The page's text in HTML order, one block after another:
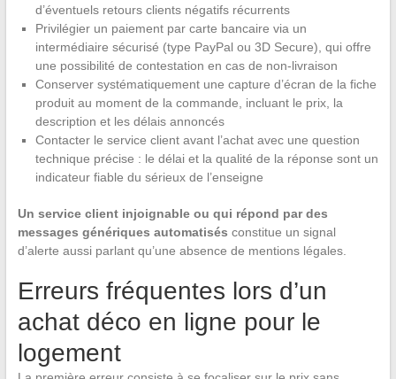
d’éventuels retours clients négatifs récurrents
Privilégier un paiement par carte bancaire via un
intermédiaire sécurisé (type PayPal ou 3D Secure), qui offre
une possibilité de contestation en cas de non-livraison
Conserver systématiquement une capture d’écran de la fiche
produit au moment de la commande, incluant le prix, la
description et les délais annoncés
Contacter le service client avant l’achat avec une question
technique précise : le délai et la qualité de la réponse sont un
indicateur fiable du sérieux de l’enseigne
Un service client injoignable ou qui répond par des
messages génériques automatisés constitue un signal
d’alerte aussi parlant qu’une absence de mentions légales.
Erreurs fréquentes lors d’un
achat déco en ligne pour le
logement